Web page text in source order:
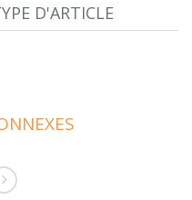
D'ARTICLE